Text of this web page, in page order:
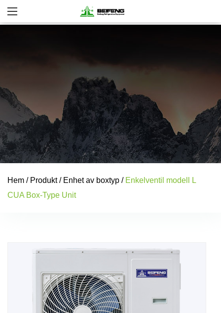
Hem / Produkt/ Enhet av boxtyp / Enkelventil modell L
CUA Box-Type Unit